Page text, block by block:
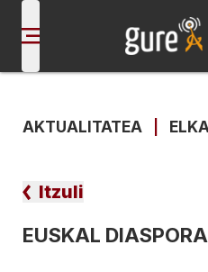
AKTUALITATEA
Itzuli
EUSKAL DIASPORA